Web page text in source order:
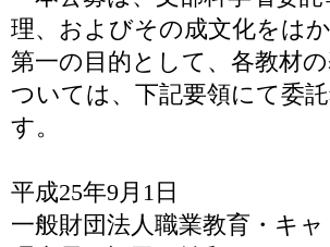
理、およびその成文化をは
第一の目的として、各教材
ついては、下記要領にて委
す。
平成25年9月1日
一般財団法人職業教育・キ